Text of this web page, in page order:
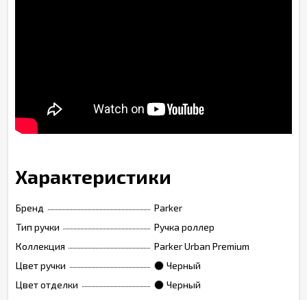
Характеристики
Бренд
Parker
Тип ручки
Ручка роллер
Коллекция
Parker Urban Premium
Цвет ручки
Черный
Цвет отделки
Черный